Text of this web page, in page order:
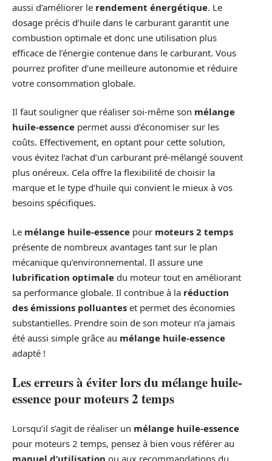
aussi d’améliorer le rendement énergétique. Le
dosage précis d’huile dans le carburant garantit une
combustion optimale et donc une utilisation plus
efficace de l’énergie contenue dans le carburant. Vous
pourrez profiter d’une meilleure autonomie et réduire
votre consommation globale.
Il faut souligner que réaliser soi-même son mélange
huile-essence permet aussi d’économiser sur les
coûts. Effectivement, en optant pour cette solution,
vous évitez l’achat d’un carburant pré-mélangé souvent
plus onéreux. Cela offre la flexibilité de choisir la
marque et le type d’huile qui convient le mieux à vos
besoins spécifiques.
Le mélange huile-essence pour moteurs 2 temps
présente de nombreux avantages tant sur le plan
mécanique qu’environnemental. Il assure une
lubrification optimale du moteur tout en améliorant
sa performance globale. Il contribue à la réduction
des émissions polluantes et permet des économies
substantielles. Prendre soin de son moteur n’a jamais
été aussi simple grâce au mélange huile-essence
adapté !
Les erreurs à éviter lors du mélange huile-
essence pour moteurs 2 temps
Lorsqu’il s’agit de réaliser un mélange huile-essence
pour moteurs 2 temps, pensez à bien vous référer au
manuel d’utilisation ou aux recommandations du